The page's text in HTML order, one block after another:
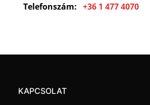
Telefonszám: +36 1 477 4070
KAPCSOLAT